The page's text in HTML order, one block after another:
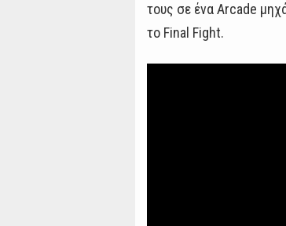
τους σε ένα Arcade
το Final Fight.